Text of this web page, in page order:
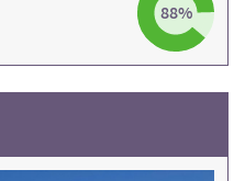
88%